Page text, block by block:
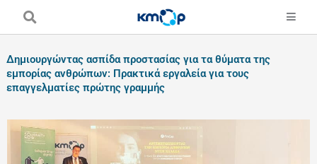
Δημιουργώντας ασπίδα προστασίας για τα θύματα της
εμπορίας ανθρώπων: Πρακτικά εργαλεία για τους
επαγγελματίες πρώτης γραμμής